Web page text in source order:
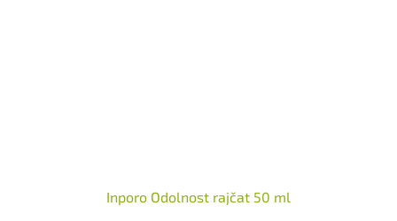
Inporo Odolnost rajčat 50 ml